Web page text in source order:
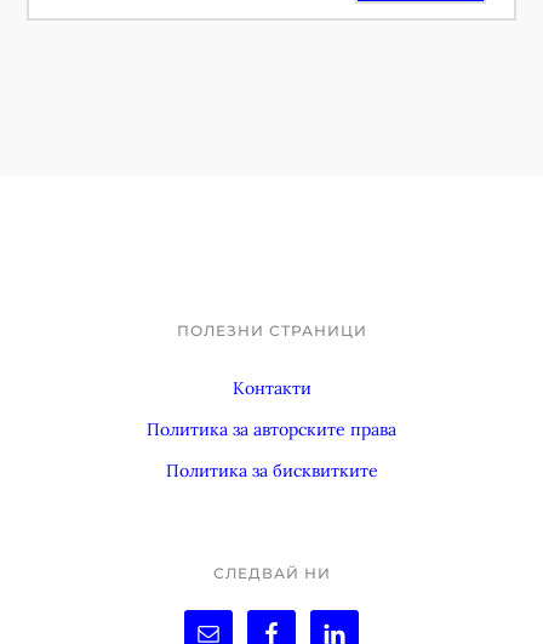
ПОЛЕЗНИ СТРАНИЦИ
Контакти
Политика за авторските права
Политика за бисквитките
СЛЕДВАЙ НИ